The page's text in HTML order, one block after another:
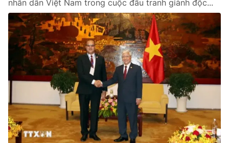
nhân dân Việt Nam trong cuộc đấu tranh giành độc...